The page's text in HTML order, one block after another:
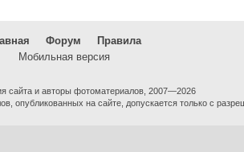
Форум
Правила
Мобильная версия
сайта и авторы фотоматериалов, 2007—2026
опубликованных на сайте, допускается только с